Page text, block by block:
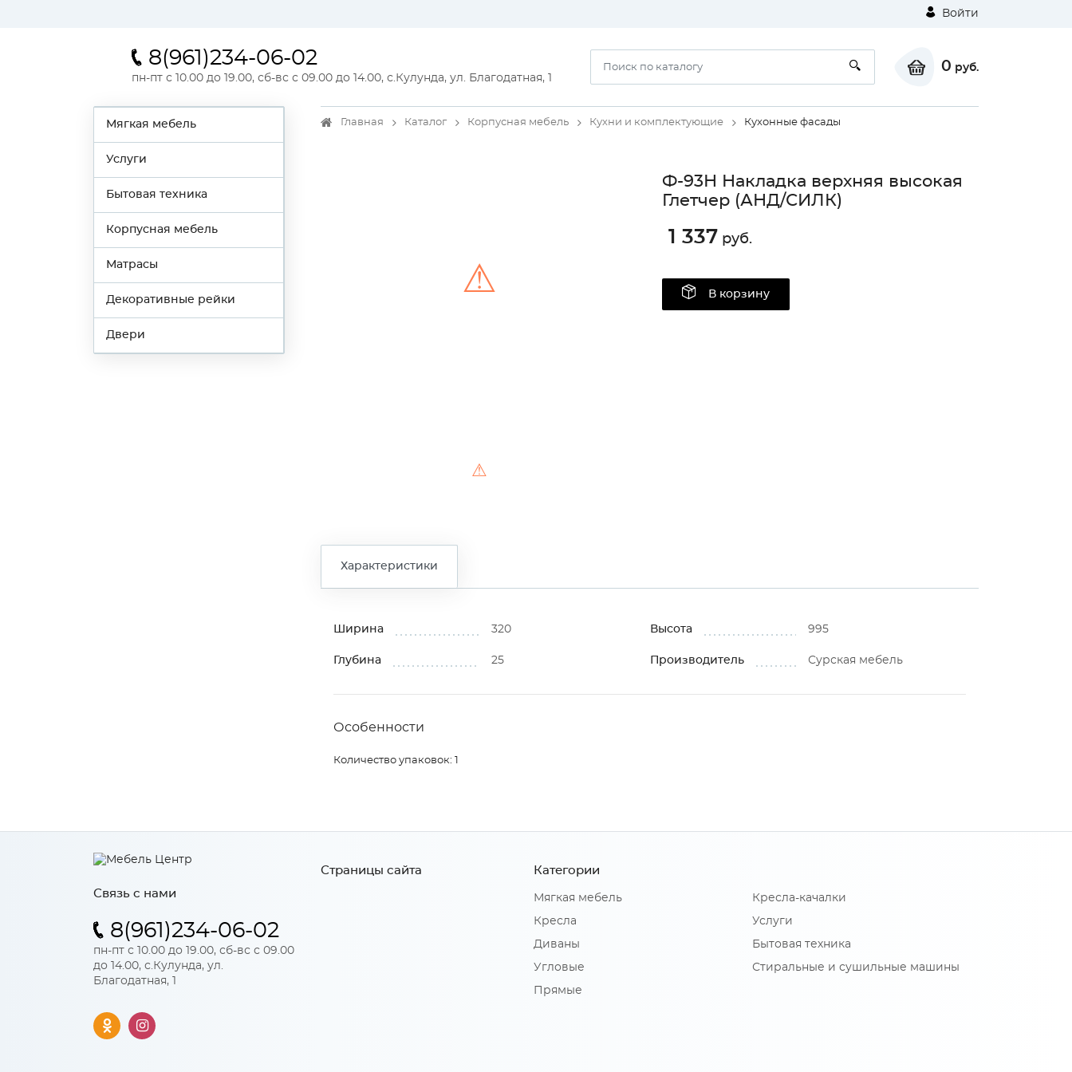
Войти
8(961)234-06-02
пн-пт с 10.00 до 19.00, сб-вс с 09.00 до 14.00, с.Кулунда, ул. Благодатная, 1
0 руб.
Мягкая мебель
Услуги
Бытовая техника
Корпусная мебель
Матрасы
Декоративные рейки
Двери
Главная Каталог Корпусная мебель Кухни и комплектующие Кухонные фасады
⚠
⚠
Ф-93Н Накладка верхняя высокая
Глетчер (АНД/СИЛК)
1 337 руб.
В корзину
Характеристики
Ширина 320 Высота 995
Глубина 25 Производитель Сурская мебель
Особенности
Количество упаковок: 1
Связь с нами
8(961)234-06-02
пн-пт с 10.00 до 19.00, сб-вс с 09.00
до 14.00, с.Кулунда, ул.
Благодатная, 1
Страницы сайта Категории
Мягкая мебель
Кресла
Диваны
Угловые
Прямые
Кресла-качалки
Услуги
Бытовая техника
Стиральные и сушильные машины